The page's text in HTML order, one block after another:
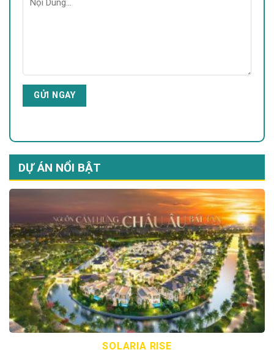
DỰ ÁN NỔI BẬT
SOLARIA RISE